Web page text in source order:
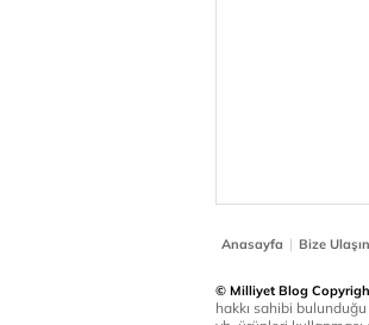
Anasayfa | Bize Ulaşın
© Milliyet Blog
hakkı sahibi